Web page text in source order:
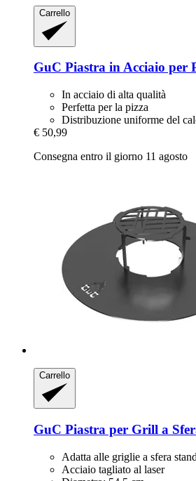
Carrello
GuC Piastra in Acciaio per
In acciaio di alta qualità
Perfetta per la pizza
Distribuzione uniforme del
€ 50,99
Consegna entro il giorno 11 agosto
Carrello
GuC Piastra per Grill a
Adatta alle griglie a sfera
Acciaio tagliato al laser